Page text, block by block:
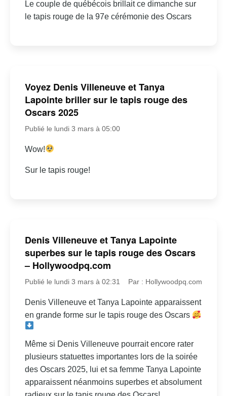
Le couple de québécois brillait ce dimanche sur
le tapis rouge de la 97e cérémonie des Oscars
Voyez Denis Villeneuve et Tanya
Lapointe briller sur le tapis rouge des
Oscars 2025
Publié le lundi 3 mars à 05:00
Wow!
Sur le tapis rouge!
Denis Villeneuve et Tanya Lapointe
superbes sur le tapis rouge des Oscars
– Hollywoodpq.com
Publié le lundi 3 mars à 02:31 Par : Hollywoodpq.com
Denis Villeneuve et Tanya Lapointe apparaissent
en grande forme sur le tapis rouge des Oscars
Même si Denis Villeneuve pourrait encore rater
plusieurs statuettes importantes lors de la soirée
des Oscars 2025, lui et sa femme Tanya Lapointe
apparaissent néanmoins superbes et absolument